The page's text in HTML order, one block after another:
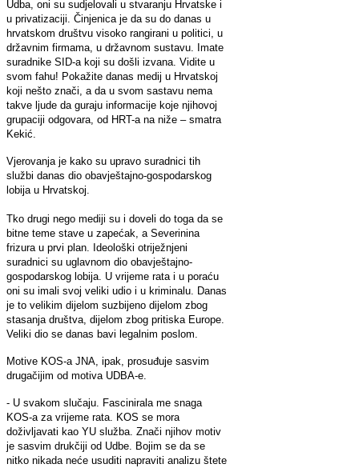
Udba, oni su sudjelovali u stvaranju Hrvatske i
u privatizaciji. Činjenica je da su do danas u
hrvatskom društvu visoko rangirani u politici, u
državnim firmama, u državnom sustavu. Imate
suradnike SID-a koji su došli izvana. Vidite u
svom fahu! Pokažite danas medij u Hrvatskoj
koji nešto znači, a da u svom sastavu nema
takve ljude da guraju informacije koje njihovoj
grupaciji odgovara, od HRT-a na niže – smatra
Kekić.
Vjerovanja je kako su upravo suradnici tih
službi danas dio obavještajno-gospodarskog
lobija u Hrvatskoj.
Tko drugi nego mediji su i doveli do toga da se
bitne teme stave u zapećak, a Severinina
frizura u prvi plan. Ideološki otriježnjeni
suradnici su uglavnom dio obavještajno-
gospodarskog lobija. U vrijeme rata i u poraću
oni su imali svoj veliki udio i u kriminalu. Danas
je to velikim dijelom suzbijeno dijelom zbog
stasanja društva, dijelom zbog pritiska Europe.
Veliki dio se danas bavi legalnim poslom.
Motive KOS-a JNA, ipak, prosuđuje sasvim
drugačijim od motiva UDBA-e.
- U svakom slučaju. Fascinirala me snaga
KOS-a za vrijeme rata. KOS se mora
doživljavati kao YU služba. Znači njihov motiv
je sasvim drukčiji od Udbe. Bojim se da se
nitko nikada neće usuditi napraviti analizu štete